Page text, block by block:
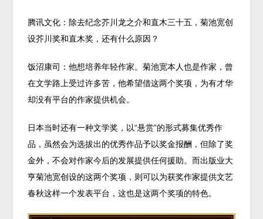
腾讯文化：除去纪念芥川龙之介和直木三十五，菊池宽创
设芥川奖和直木奖，还有什么原因？
饭沼康司：他想培养年轻作家。菊池宽本人也是作家，曾
在文学路上受过许多苦，他希望借这两个奖项，为有才华
却没有平台的作家提供机会。
日本当时还有一种文学奖，以“悬赏”的形式募集优秀作
品，虽然会为选拔出的优秀作品予以奖金报酬，但除了奖
金外，不会对作家今后的发展提供任何援助。而出版业大
亨菊池宽创设的这两个奖项，则可以为获奖作家提供文艺
春秋这样一个发表平台，这也是这两个奖项的特色。